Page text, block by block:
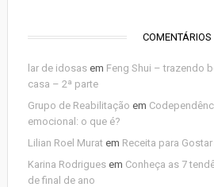
COMENTÁRIOS
lar de idosasem Feng Shui – trazendo
casa – 2ª parte
Grupo de Reabilitação em
emocional: o que é?
Lilian Roel Muratem Receita para
Karina Rodriguesem Conheça as 7
de final de ano